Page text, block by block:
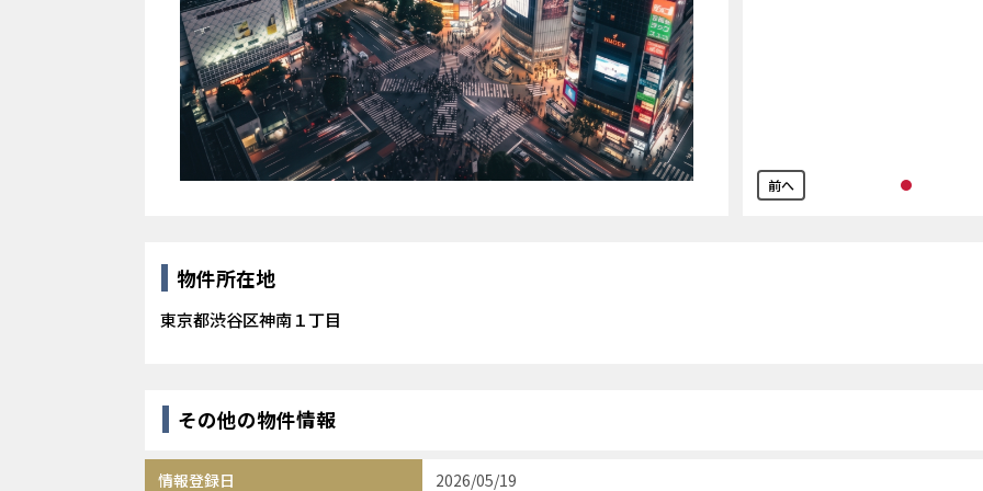
前へ
物件所在地
東京都渋谷区神南１丁目
その他の物件情報
情報登録日 2026/05/19